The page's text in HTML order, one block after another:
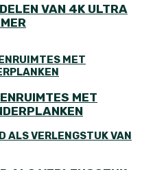
VAN 4K ULTRA
MET